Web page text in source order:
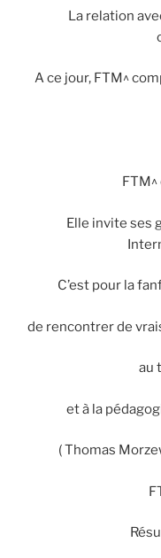
La relation
A ce jour, FTM^
FTM^
Elle invite ses
C’est pour la
de rencontrer de
au
et à la
( Thomas